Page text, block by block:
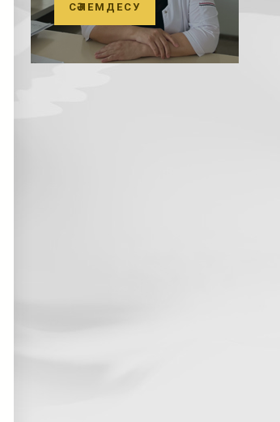
СӘЛЕМДЕСУ